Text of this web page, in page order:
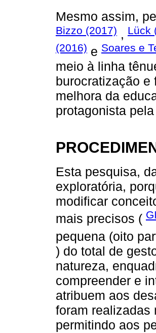
Mesmo assim,
Bizzo (2017) , Lück
(2016) e Soares e
meio à linha
burocratização e
melhora da
protagonista
Esta pesquisa,
exploratória,
modificar
mais precisos (
pequena (oito
) do total de
natureza,
compreender e
atribuem aos
foram realizadas
permitindo aos